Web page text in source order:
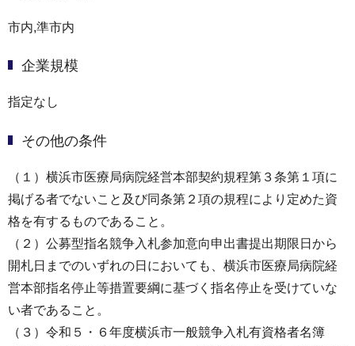
市内,準市内
企業規模
指定なし
その他の条件
（１）横浜市医療局病院経営本部契約規程第３条第１項に
掲げる者でないこと及び同条第２項の規程により定めた資
格を有するものであること。
（２）公募型指名競争入札参加意向申出書提出期限日から
開札日までのいずれの日においても、横浜市医療局病院経
営本部指名停止等措置要綱に基づく指名停止を受けていな
い者であること。
（３）令和５・６年度横浜市一般競争入札有資格者名簿